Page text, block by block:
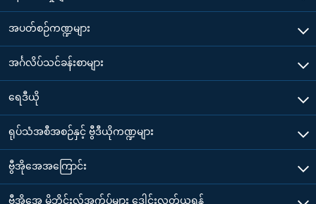
အပတ်စဉ်ကဏ္ဍများ
အင်္ဂလိပ်သင်ခန်းစာများ
ရေဒီယို
ရုပ်သံအစီအစဉ်နှင့် ဗွီဒီယိုကဏ္ဍများ
ဗွီအိုအေအကြောင်း
ဗွီအိုအေ မိုဘိုင်းလ်အက်ပ်များ ဒေါင်းလုတ်ယူရန်